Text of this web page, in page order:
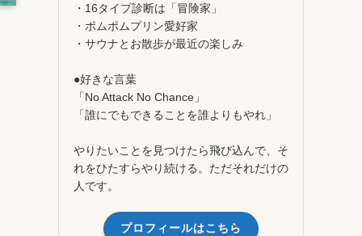
・16タイプ診断は「冒険家」
・ポムポムプリン愛好家
・サウナとお散歩が最近の楽しみ
●好きな言葉
「No Attack No Chance」
「誰にでもできることを誰よりもやれ」
やりたいことを見つけたら飛び込んで、そ
れをひたすらやり続ける。ただそれだけの
人です。
プロフィールはこちら